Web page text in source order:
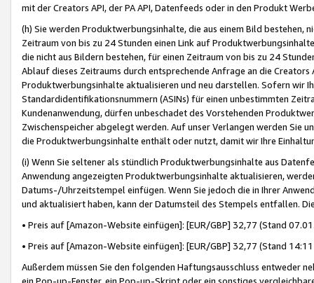
mit der Creators API, der PA API, Datenfeeds oder in den Produkt
(h) Sie werden Produktwerbungsinhalte, die aus einem Bild bestehen,
Zeitraum von bis zu 24 Stunden einen Link auf
die nicht aus Bildern bestehen, für einen Zeitraum von bis zu 24
Ablauf dieses Zeitraums durch entsprechende Anfrage an die
Produktwerbungsinhalte aktualisieren und neu darstellen. Sofern wir
Standardidentifikationsnummern (ASINs) für einen unbestimmten
Kundenanwendung, dürfen unbeschadet des Vorstehenden
Zwischenspeicher abgelegt werden. Auf unser Verlangen werden Sie
die Produktwerbungsinhalte enthält oder nutzt, damit wir Ihre
(i) Wenn Sie seltener als stündlich Produktwerbungsinhalte aus
Anwendung angezeigten Produktwerbungsinhalte aktualisieren,
Datums-/Uhrzeitstempel einfügen. Wenn Sie jedoch die in Ihrer
und aktualisiert haben, kann der Datumsteil des Stempels entfallen.
• Preis auf [Amazon-Website einfügen]: [EUR/GBP] 32,77 (Stand
• Preis auf [Amazon-Website einfügen]: [EUR/GBP] 32,77 (Stand
Außerdem müssen Sie den folgenden Haftungsausschluss entweder
ein Pop-up-Fenster, ein Pop-up-Skript oder ein sonstiges